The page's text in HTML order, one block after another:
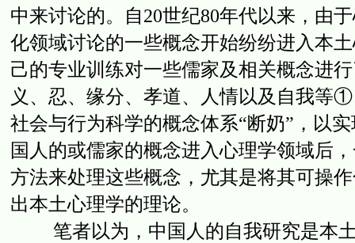
中来讨论的。自20世纪80年代以来，由
化领域讨论的一些概念开始纷纷进入本
己的专业训练对一些儒家及相关概念进
义、忍、缘分、孝道、人情以及自我等
社会与行为科学的概念体系“断奶”，以
国人的或儒家的概念进入心理学领域后
方法来处理这些概念，尤其是将其可操
出本土心理学的理论。
笔者以为，中国人的自我研究是本土